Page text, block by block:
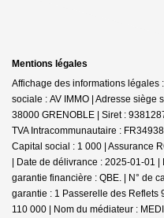
Mentions légales
Affichage des informations légales
sociale : AV IMMO | Adresse siège
38000 GRENOBLE | Siret :
TVA Intracommunautaire :
Capital social : 1 000 | Assurance
| Date de délivrance : 2025-01-01
garantie financière : QBE. | N° de
garantie : 1 Passerelle des Reflets
110 000 | Nom du médiateur :